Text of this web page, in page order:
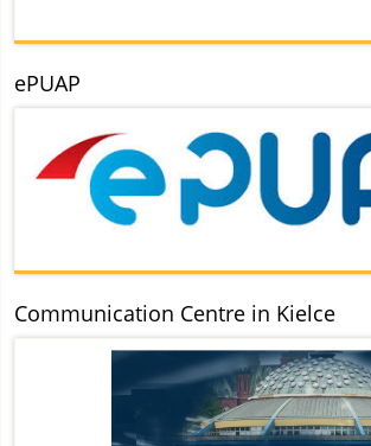
ePUAP
Communication Centre in Kielce